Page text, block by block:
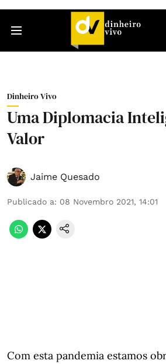
Dinheiro Vivo
Uma Diplomacia
Valor
Jaime Quesado
Publicado a: 08 Novembro 2021, 14:01
Com esta pandemia estamos